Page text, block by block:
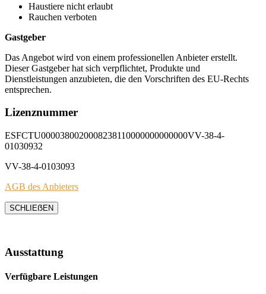
Haustiere nicht erlaubt
Rauchen verboten
Gastgeber
Das Angebot wird von einem professionellen Anbieter erstellt.
Dieser Gastgeber hat sich verpflichtet, Produkte und
Dienstleistungen anzubieten, die den Vorschriften des EU-Rechts
entsprechen.
Lizenznummer
ESFCTU0000380020008238110000000000000VV-38-4-
01030932
VV-38-4-0103093
AGB des Anbieters
SCHLIEẞEN
Ausstattung
Verfügbare Leistungen